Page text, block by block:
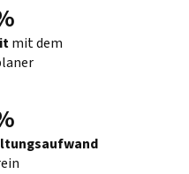
mit dem